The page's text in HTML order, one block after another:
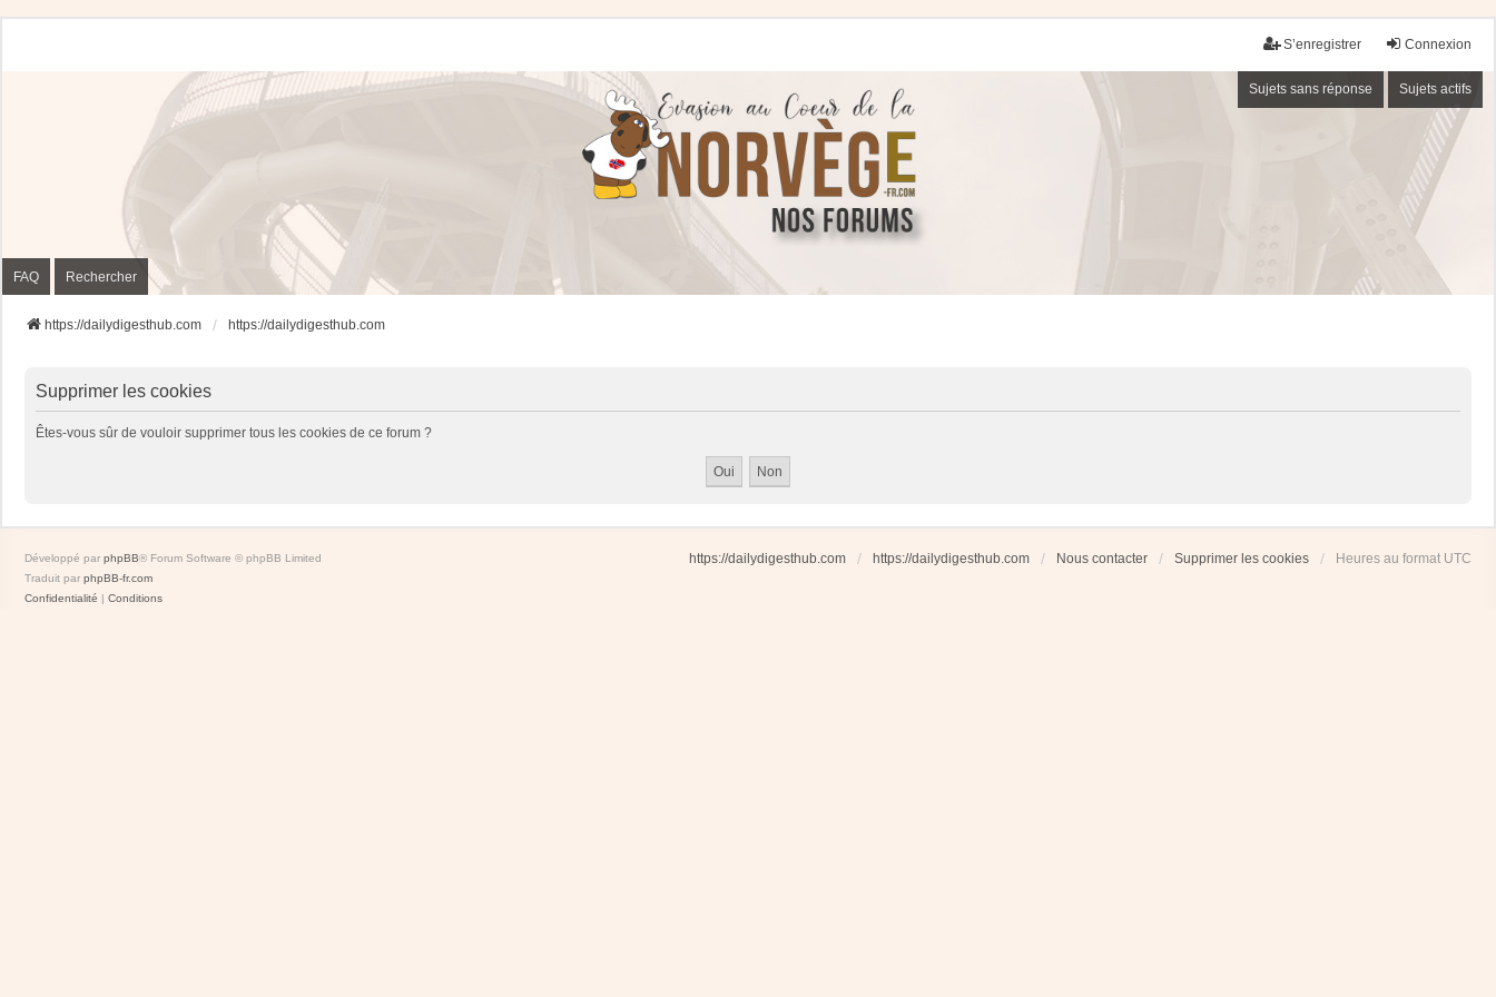
Connexion
S’enregistrer
Sujets sans réponse Sujets actifs
FAQ Rechercher
https://dailydigesthub.com https://dailydigesthub.com
Supprimer les cookies
Êtes-vous sûr de vouloir supprimer tous les cookies de ce forum ?
https://dailydigesthub.com https://dailydigesthub.com Nous contacter Supprimer les cookies Heures au format UTC
Développé par phpBB® Forum Software © phpBB Limited
Traduit par phpBB-fr.com
Confidentialité | Conditions